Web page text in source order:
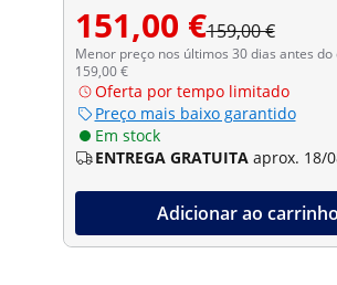
151,00 €159,00 €
Menor preço nos últimos 30 dias antes do
159,00 €
Oferta por tempo limitado
Preço mais baixo garantido
Em stock
ENTREGA GRATUITA aprox. 18/
Adicionar ao carrinho